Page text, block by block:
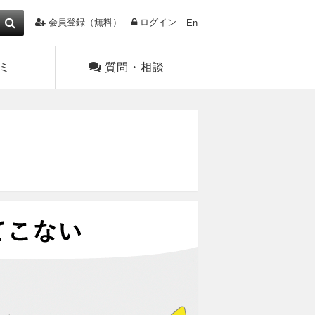
会員登録（無料） ログイン En
質問・相談